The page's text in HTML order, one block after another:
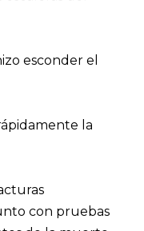
esconder el
la
con pruebas